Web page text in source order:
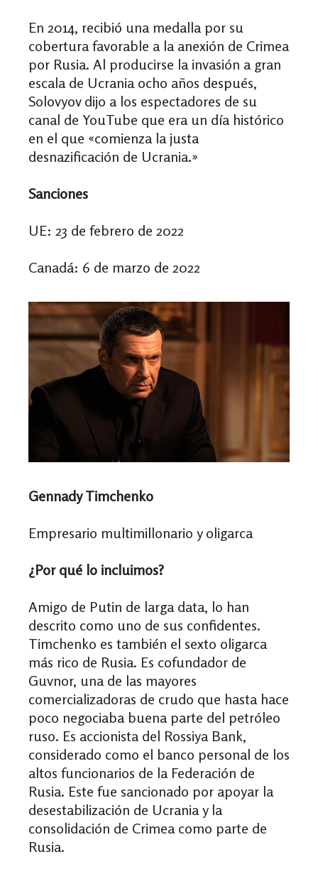
En 2014, recibió una medalla por su
cobertura favorable a la anexión de Crimea
por Rusia. Al producirse la invasión a gran
escala de Ucrania ocho años después,
Solovyov dijo a los espectadores de su
canal de YouTube que era un día histórico
en el que «comienza la justa
desnazificación de Ucrania.»
Sanciones
UE: 23 de febrero de 2022
Canadá: 6 de marzo de 2022
Gennady Timchenko
Empresario multimillonario y oligarca
¿Por qué lo incluimos?
Amigo de Putin de larga data, lo han
descrito como uno de sus confidentes.
Timchenko es también el sexto oligarca
más rico de Rusia. Es cofundador de
Guvnor, una de las mayores
comercializadoras de crudo que hasta hace
poco negociaba buena parte del petróleo
ruso. Es accionista del Rossiya Bank,
considerado como el banco personal de los
altos funcionarios de la Federación de
Rusia. Este fue sancionado por apoyar la
desestabilización de Ucrania y la
consolidación de Crimea como parte de
Rusia.